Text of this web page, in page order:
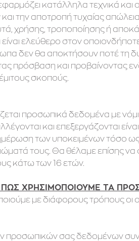
εφαρμόζει κατάλληλα τεχνικά
την αποτροπή τυχαίας
χρήσης, τροποποίησης ή
είναι ελεύθερο στον
δεν θα αποκτήσουν ποτέ τη
πρόσβαση και προβαίνοντας
σκοπούς.
προσωπικά δεδομένα με
και επεξεργάζονται
των υποκειμένων τόσο
τους. Θα θέλαμε επίσης
κάτω των 16 ετών.
ΠΩΣ ΧΡΗΣΙΜΟΠΟΙΟΥΜΕ ΤΑ
με διάφορους τρόπους
προσωπικών σας δεδομένων